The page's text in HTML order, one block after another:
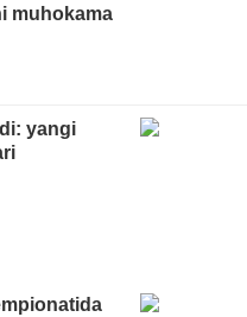
muhokama
yangi